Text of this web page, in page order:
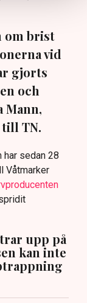
om brist
vid
gjorts
och
Mann,
TN.
har sedan 28
Våtmarker
upp på
kan inte